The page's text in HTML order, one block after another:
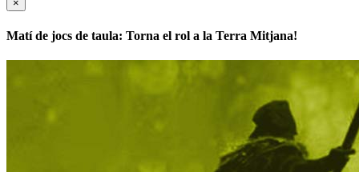
×
Matí de jocs de taula: Torna el rol a la Terra Mitjana!